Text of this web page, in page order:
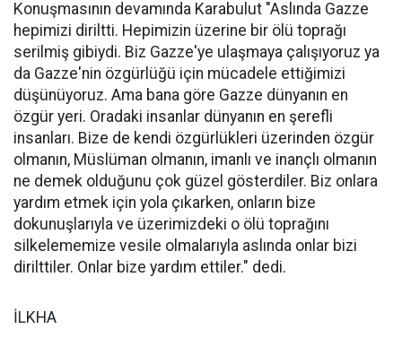
Konuşmasının devamında Karabulut "Aslında Gazze
hepimizi diriltti. Hepimizin üzerine bir ölü toprağı
serilmiş gibiydi. Biz Gazze'ye ulaşmaya çalışıyoruz ya
da Gazze'nin özgürlüğü için mücadele ettiğimizi
düşünüyoruz. Ama bana göre Gazze dünyanın en
özgür yeri. Oradaki insanlar dünyanın en şerefli
insanları. Bize de kendi özgürlükleri üzerinden özgür
olmanın, Müslüman olmanın, imanlı ve inançlı olmanın
ne demek olduğunu çok güzel gösterdiler. Biz onlara
yardım etmek için yola çıkarken, onların bize
dokunuşlarıyla ve üzerimizdeki o ölü toprağını
silkelememize vesile olmalarıyla aslında onlar bizi
dirilttiler. Onlar bize yardım ettiler." dedi.
İLKHA